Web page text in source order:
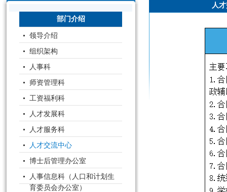
部门介绍
领导介绍
组织架构
人事科
师资管理科
工资福利科
人才发展科
人才服务科
人才交流中心
博士后管理办公室
人事信息科（人口和计划生
育委员会办公室）
人